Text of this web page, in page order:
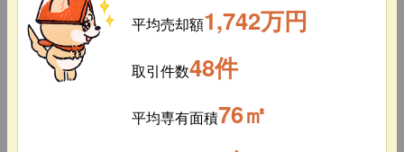
平均売却額1,742万円
取引件数48件
平均専有面積76㎡